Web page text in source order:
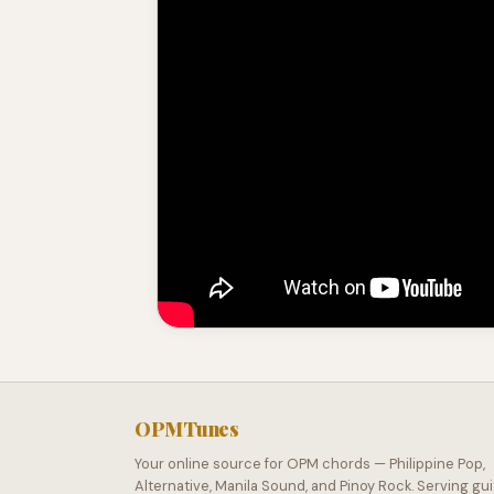
OPMTunes
Your online source for OPM chords — Philippine Pop,
Alternative, Manila Sound, and Pinoy Rock. Serving